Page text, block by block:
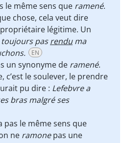
le même sens que ramené.
chose, cela veut dire
légitime. Un
toujours pasrenduma
EN
un synonyme de ramené.
c’est le soulever, le prendre
pu dire : Lefebvre a
bras malgré ses
pas le même sens que
ne ramonepas une